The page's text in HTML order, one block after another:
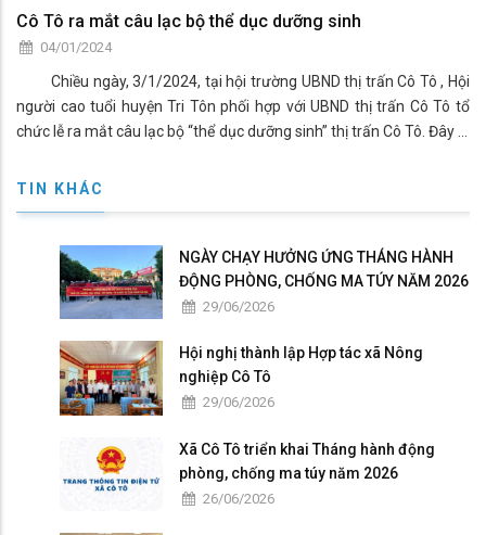
Cô Tô ra mắt câu lạc bộ thể dục dưỡng sinh
04/01/2024
Chiều ngày, 3/1/2024, tại hội trường UBND thị trấn Cô Tô , Hội
người cao tuổi huyện Tri Tôn phối hợp với UBND thị trấn Cô Tô tổ
chức lễ ra mắt câu lạc bộ “thể dục dưỡng sinh” thị trấn Cô Tô. Đây là
thị trấn đã công bố quyết định thành lập Câu lạc bộ, Ban Chủ
chức chủ nhiệm, CLB sẽ sinh hoạt theo qui chế câu lạc bộ đề ra.
TIN KHÁC
NGÀY CHẠY HƯỞNG ỨNG THÁNG HÀNH
ĐỘNG PHÒNG, CHỐNG MA TÚY NĂM 2026
29/06/2026
Hội nghị thành lập Hợp tác xã Nông
nghiệp Cô Tô
29/06/2026
Xã Cô Tô triển khai Tháng hành động
phòng, chống ma túy năm 2026
26/06/2026